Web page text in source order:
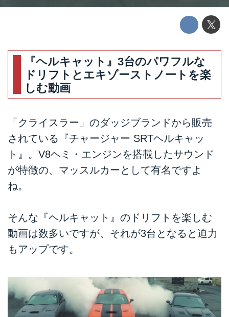
『ヘルキャット』3台のパワフルな
ドリフトとエキゾーストノートを楽
しむ動画
「クライスラー」のダッジブランドから販売
されている『チャージャー SRTヘルキャッ
ト』。V8ヘミ・エンジンを搭載したサウンド
が特徴の、マッスルカーとして有名ですよ
ね。
そんな『ヘルキャット』のドリフトを楽しむ
動画は数多いですが、それが3台となると迫力
もアップです。